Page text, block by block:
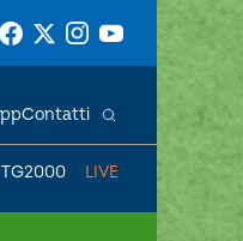
TG2000 LIVE
Contatti